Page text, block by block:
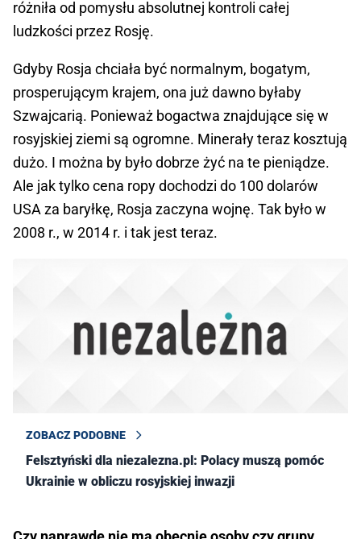
różniła od pomysłu absolutnej kontroli całej
ludzkości przez Rosję.
Gdyby Rosja chciała być normalnym, bogatym,
prosperującym krajem, ona już dawno byłaby
Szwajcarią. Ponieważ bogactwa znajdujące się w
rosyjskiej ziemi są ogromne. Minerały teraz kosztują
dużo. I można by było dobrze żyć na te pieniądze.
Ale jak tylko cena ropy dochodzi do 100 dolarów
USA za baryłkę, Rosja zaczyna wojnę. Tak było w
2008 r., w 2014 r. i tak jest teraz.
ZOBACZ PODOBNE
​Felsztyński dla niezalezna.pl: Polacy muszą pomóc
Ukrainie w obliczu rosyjskiej inwazji